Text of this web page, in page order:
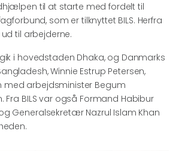
til at starte med fordelt til
som er tilknyttet BILS. Herfra
til arbejderne.
i hovedstaden Dhaka, og Danmarks
Winnie Estrup Petersen,
arbejdsminister Begum
Fra BILS var også Formand Habibur
Generalsekretær Nazrul Islam Khan